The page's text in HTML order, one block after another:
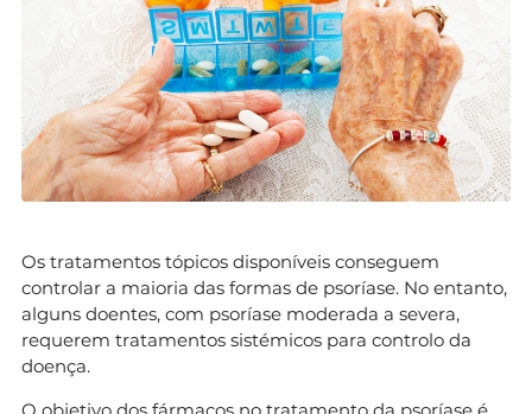
Os tratamentos tópicos disponíveis conseguem
controlar a maioria das formas de psoríase. No entanto,
alguns doentes, com psoríase moderada a severa,
requerem tratamentos sistémicos para controlo da
doença.